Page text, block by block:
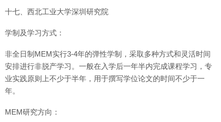
十七、西北工业大学深圳研究院
学制及学习方式：
非全日制MEM实行3-4年的弹性学制，采取多种方式和灵活时间
安排进行非脱产学习。一般在入学后一年半内完成课程学习，专
业实践原则上不少于半年，用于撰写学位论文的时间不少于一
年。
MEM研究方向：